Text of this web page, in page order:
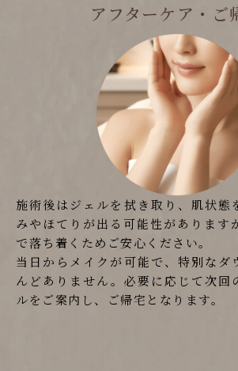
アフターケア・ご
施術後はジェルを拭き取り、肌状態
みやほてりが出る可能性があります
で落ち着くためご安心ください。
当日からメイクが可能で、特別なダ
んどありません。必要に応じて次回
ルをご案内し、ご帰宅となります。